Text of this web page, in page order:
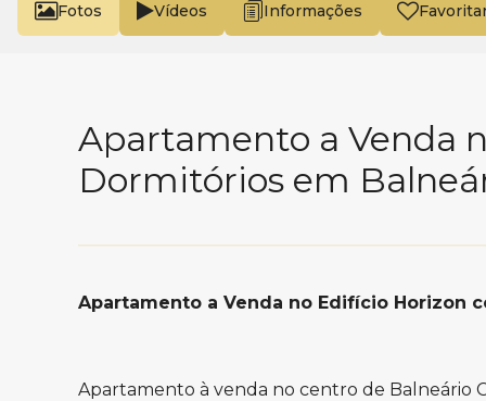
Fotos Vídeos
Apartamento a Venda
Dormitórios em
Apartamento a Venda no Edifício Horizon
Apartamento à venda no centro de Balneário